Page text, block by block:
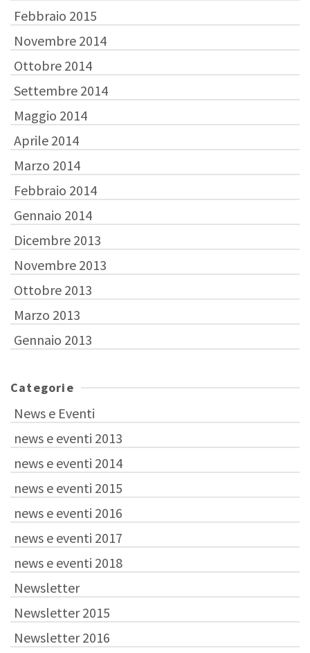
Febbraio 2015
Novembre 2014
Ottobre 2014
Settembre 2014
Maggio 2014
Aprile 2014
Marzo 2014
Febbraio 2014
Gennaio 2014
Dicembre 2013
Novembre 2013
Ottobre 2013
Marzo 2013
Gennaio 2013
Categorie
News e Eventi
news e eventi 2013
news e eventi 2014
news e eventi 2015
news e eventi 2016
news e eventi 2017
news e eventi 2018
Newsletter
Newsletter 2015
Newsletter 2016